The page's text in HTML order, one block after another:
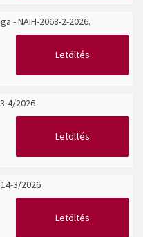
- NAIH-2068-2-2026.
Letöltés
4/2026
Letöltés
3/2026
Letöltés